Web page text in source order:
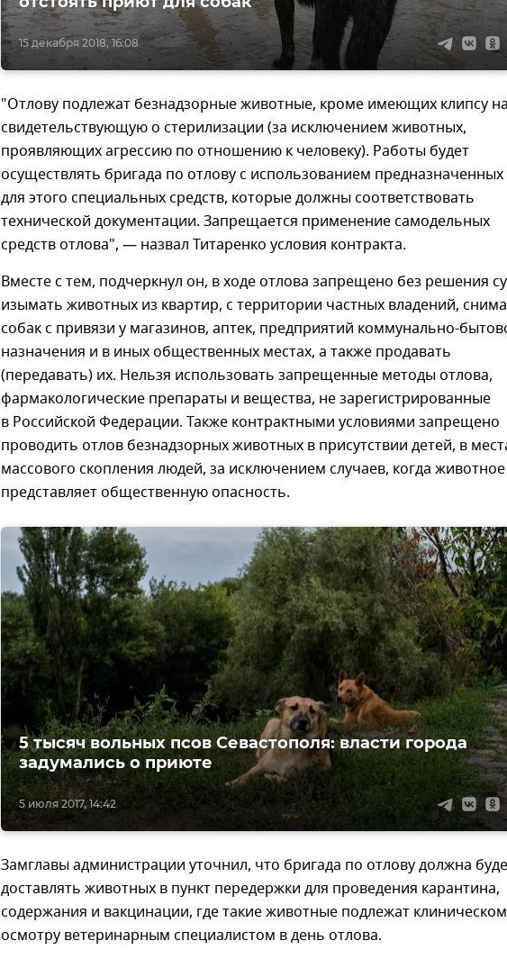
15 декабря 2018, 16:08
"Отлову подлежат безнадзорные животные, кроме имеющих клипсу
свидетельствующую о стерилизации (за исключением животных,
проявляющих агрессию по отношению к человеку). Работы будет
осуществлять бригада по отлову с использованием предназначенных
для этого специальных средств, которые должны соответствовать
технической документации. Запрещается применение самодельных
средств отлова", — назвал Титаренко условия контракта.
Вместе с тем, подчеркнул он, в ходе отлова запрещено без решения
изымать животных из квартир, с территории частных владений,
собак с привязи у магазинов, аптек, предприятий коммунально-
назначения и в иных общественных местах, а также продавать
(передавать) их. Нельзя использовать запрещенные методы отлова,
фармакологические препараты и вещества, не зарегистрированные
в Российской Федерации. Также контрактными условиями запрещено
проводить отлов безнадзорных животных в присутствии детей, в
массового скопления людей, за исключением случаев, когда животное
представляет общественную опасность.
5 июля 2017, 14:42
5 тысяч вольных псов Севастополя: власти города
задумались о приюте
Замглавы администрации уточнил, что бригада по отлову должна
доставлять животных в пункт передержки для проведения карантина,
содержания и вакцинации, где такие животные подлежат
осмотру ветеринарным специалистом в день отлова.